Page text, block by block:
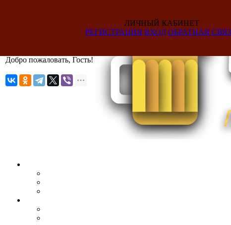
Добро пожаловать, Гость!
ЛИЧНЫЙ КАБИНЕТ
РЕГИСТРАЦИЯ ВХОД ОБРАТНАЯ